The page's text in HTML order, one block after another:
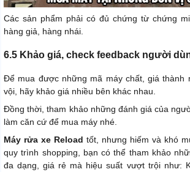
Các sản phẩm phải có đủ chứng từ chứng
hàng giả, hàng nhái.
6.5 Khảo giá, check feedback người
Để mua được những mã máy chất, giá thành
vội, hãy khảo giá nhiều bên khác nhau.
Đồng thời, tham khảo những đánh giá của
làm căn cứ để mua máy nhé.
Máy rửa xe Reload tốt, nhưng hiếm và khó
quy trình shopping, bạn có thể tham khảo
đa dạng, giá rẻ mà hiệu suất vượt trội như: